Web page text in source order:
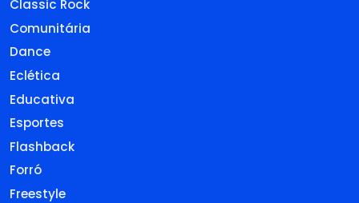
Classic Rock
Comunitária
Dance
Eclética
Educativa
Esportes
Flashback
Forró
Freestyle